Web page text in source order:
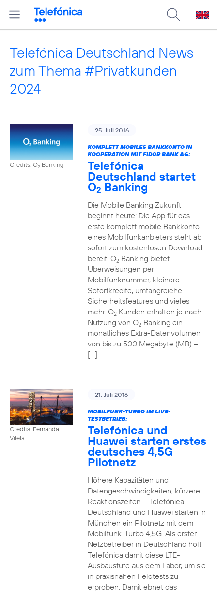
Telefónica Deutschland News
zum Thema #Privatkunden
2024
Credits: O2 Banking
25. Juli 2016
KOMPLETT MOBILES BANKKONTO IN
KOOPERATION MIT FIDOR BANK AG:
Telefónica
Deutschland startet
O2 Banking
Die Mobile Banking Zukunft
beginnt heute: Die App für das
erste komplett mobile Bankkonto
eines Mobilfunkanbieters steht ab
sofort zum kostenlosen Download
bereit. O2Banking bietet
Überweisungen per
Mobilfunknummer, kleinere
Sofortkredite, umfangreiche
Sicherheitsfeatures und vieles
mehr. O2Kunden erhalten je nach
Nutzung von O2Banking ein
monatliches Extra-Datenvolumen
von bis zu 500 Megabyte (MB) –
[…]
Credits: Fernanda
Vilela
21. Juli 2016
MOBILFUNK-TURBO IM LIVE-
TESTBETRIEB:
Telefónica und
Huawei starten erstes
deutsches 4,5G
Pilotnetz
Höhere Kapazitäten und
Datengeschwindigkeiten, kürzere
Reaktionszeiten – Telefónica
Deutschland und Huawei starten in
München ein Pilotnetz mit dem
Mobilfunk-Turbo 4,5G. Als erster
Netzbetreiber in Deutschland holt
Telefónica damit diese LTE-
Ausbaustufe aus dem Labor, um sie
in praxisnahen Feldtests zu
erproben. Damit ebnet das